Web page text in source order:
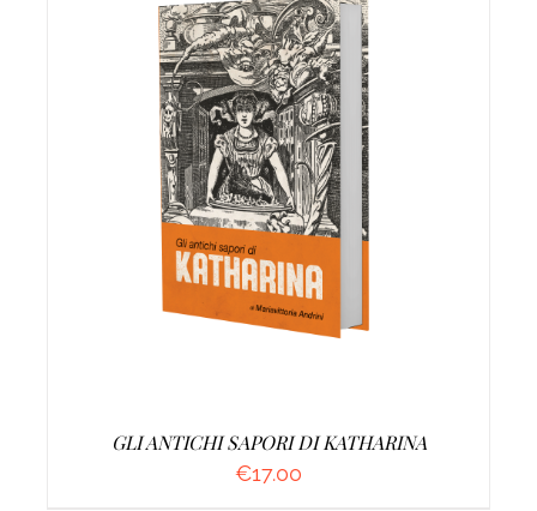
AGGIUNGI AL CARRELLO / DETTAGLI
GLI ANTICHI SAPORI DI KATHARINA
€17.00